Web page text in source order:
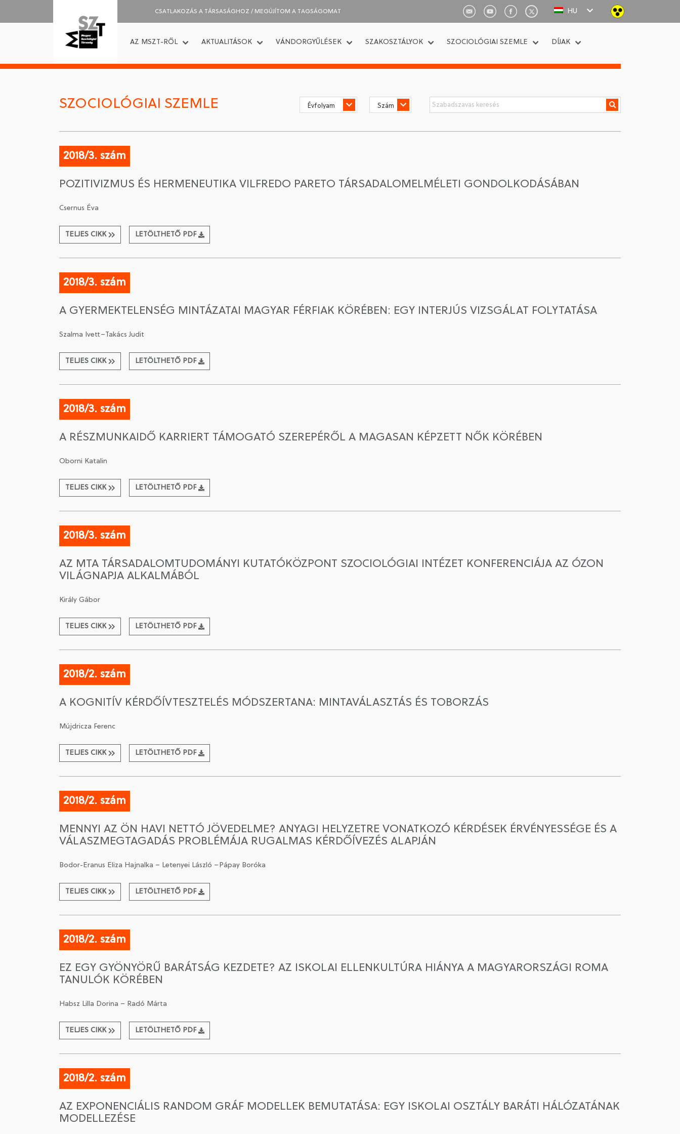
CSATLAKOZÁS A TÁRSASÁGHOZ / MEGÚJÍTOM A TAGSÁGOMAT HU
AZ MSZT-RŐL AKTUALITÁSOK VÁNDORGYŰLÉSEK SZAKOSZTÁLYOK SZOCIOLÓGIAI SZEMLE DÍJAK
SZOCIOLÓGIAI SZEMLE
2018/3. szám
POZITIVIZMUS ÉS HERMENEUTIKA VILFREDO PARETO TÁRSADALOMELMÉLETI GONDOLKODÁSÁBAN
Csernus Éva
TELJES CIKK LETÖLTHETŐ PDF
2018/3. szám
A GYERMEKTELENSÉG MINTÁZATAI MAGYAR FÉRFIAK KÖRÉBEN: EGY INTERJÚS VIZSGÁLAT FOLYTATÁSA
Szalma Ivett–Takács Judit
TELJES CIKK LETÖLTHETŐ PDF
2018/3. szám
A RÉSZMUNKAIDŐ KARRIERT TÁMOGATÓ SZEREPÉRŐL A MAGASAN KÉPZETT NŐK KÖRÉBEN
Oborni Katalin
TELJES CIKK LETÖLTHETŐ PDF
2018/3. szám
AZ MTA TÁRSADALOMTUDOMÁNYI KUTATÓKÖZPONT SZOCIOLÓGIAI INTÉZET KONFERENCIÁJA AZ ÓZON
VILÁGNAPJA ALKALMÁBÓL
Király Gábor
TELJES CIKK LETÖLTHETŐ PDF
2018/2. szám
A KOGNITÍV KÉRDŐÍVTESZTELÉS MÓDSZERTANA: MINTAVÁLASZTÁS ÉS TOBORZÁS
Mújdricza Ferenc
TELJES CIKK LETÖLTHETŐ PDF
2018/2. szám
MENNYI AZ ÖN HAVI NETTÓ JÖVEDELME? ANYAGI HELYZETRE VONATKOZÓ KÉRDÉSEK ÉRVÉNYESSÉGE ÉS A
VÁLASZMEGTAGADÁS PROBLÉMÁJA RUGALMAS KÉRDŐÍVEZÉS ALAPJÁN
Bodor-Eranus Eliza Hajnalka – Letenyei László –Pápay Boróka
TELJES CIKK LETÖLTHETŐ PDF
2018/2. szám
EZ EGY GYÖNYÖRŰ BARÁTSÁG KEZDETE? AZ ISKOLAI ELLENKULTÚRA HIÁNYA A MAGYARORSZÁGI ROMA
TANULÓK KÖRÉBEN
Habsz Lilla Dorina – Radó Márta
TELJES CIKK LETÖLTHETŐ PDF
2018/2. szám
AZ EXPONENCIÁLIS RANDOM GRÁF MODELLEK BEMUTATÁSA: EGY ISKOLAI OSZTÁLY BARÁTI HÁLÓZATÁNAK
MODELLEZÉSE